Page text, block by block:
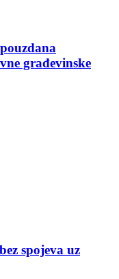
građevinske
spojeva uz